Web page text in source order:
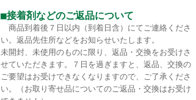
■接着剤などのご返品について
商品到着後７日以内（到着日含）にてご連絡くださ
い。返品先住所などをお知らせいたします。
未開封、未使用のものに限り、返品・交換をお受けさ
せていただきます。７日を過ぎますと、返品、交換の
ご要望はお受けできなくなりますので、ご了承くださ
い。（お取り寄せ品についてのご返品・交換はお受け